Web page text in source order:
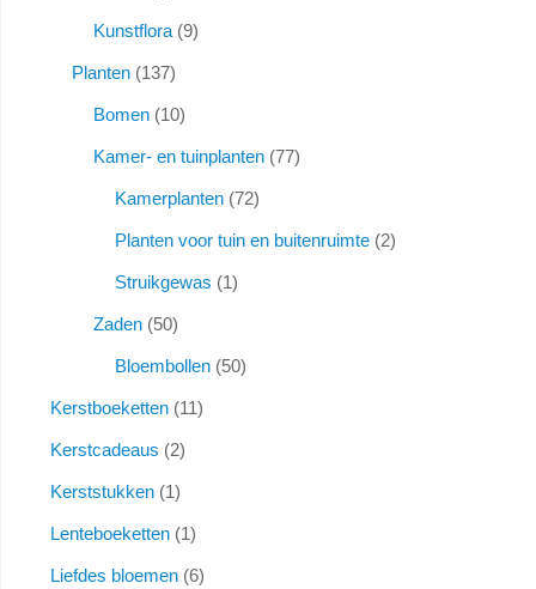
Kunstflora 9
Planten 137
Bomen 10
Kamer- en tuinplanten 77
Kamerplanten 72
Planten voor tuin en buitenruimte 2
Struikgewas 1
Zaden 50
Bloembollen 50
Kerstboeketten 11
Kerstcadeaus 2
Kerststukken 1
Lenteboeketten 1
Liefdes bloemen 6